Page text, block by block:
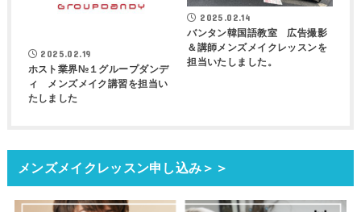
2025.02.19
ホスト業界№１グループダンデ
ィ メンズメイク講習を担当い
たしました
2025.02.14
バンタン韓国語教室 広告撮影
＆講師メンズメイクレッスンを
担当いたしました。
メンズメイクレッスン申し込み＞＞